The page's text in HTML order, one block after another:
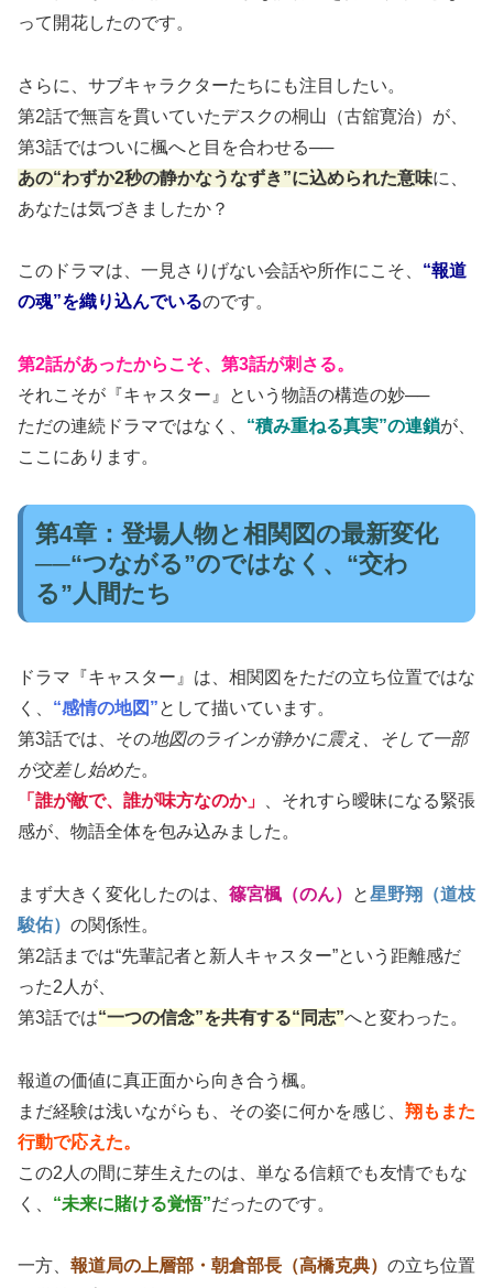
って開花したのです。
さらに、サブキャラクターたちにも注目したい。
第2話で無言を貫いていたデスクの桐山（古舘寛治）が、
第3話ではついに楓へと目を合わせる──
あの“わずか2秒の静かなうなずき”に込められた意味に、
あなたは気づきましたか？
このドラマは、一見さりげない会話や所作にこそ、 “報道
の魂”を織り込んでいるのです。
第2話があったからこそ、第3話が刺さる。
それこそが『キャスター』という物語の構造の妙──
ただの連続ドラマではなく、 “積み重ねる真実”の連鎖が、
ここにあります。
第4章：登場人物と相関図の最新変化
──“つながる”のではなく、“交わ
る”人間たち
ドラマ『キャスター』は、相関図をただの立ち位置ではな
く、 “感情の地図”として描いています。
第3話では、その地図のラインが静かに震え、そして一部
が交差し始めた。
「誰が敵で、誰が味方なのか」
、それすら曖昧になる緊張
感が、物語全体を包み込みました。
まず大きく変化したのは、 篠宮楓（のん） と星野翔（道枝
駿佑） の関係性。
第2話までは“先輩記者と新人キャスター”という距離感だ
った2人が、
第3話では“一つの信念”を共有する“同志”へと変わった。
報道の価値に真正面から向き合う楓。
まだ経験は浅いながらも、その姿に何かを感じ、 翔もまた
行動で応えた。
この2人の間に芽生えたのは、単なる信頼でも友情でもな
く、 “未来に賭ける覚悟”だったのです。
一方、 報道局の上層部・朝倉部長（高橋克典） の立ち位置